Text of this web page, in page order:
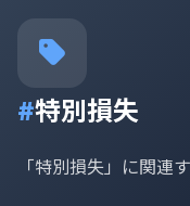
#特別損失
「特別損失」に関連